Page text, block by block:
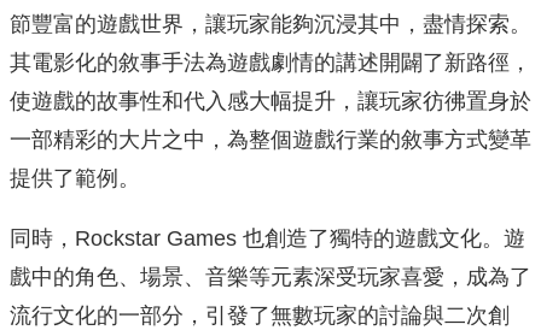
節豐富的遊戲世界，讓玩家能夠沉浸其中，盡情探索。
其電影化的敘事手法為遊戲劇情的講述開闢了新路徑，
使遊戲的故事性和代入感大幅提升，讓玩家彷彿置身於
一部精彩的大片之中，為整個遊戲行業的敘事方式變革
提供了範例。
同時，Rockstar Games 也創造了獨特的遊戲文化。遊
戲中的角色、場景、音樂等元素深受玩家喜愛，成為了
流行文化的一部分，引發了無數玩家的討論與二次創